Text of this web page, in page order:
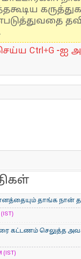
Ctrl+G -ஐ
தாங்க நான்
வரை கட்டணம் செலுத்த
(IST)